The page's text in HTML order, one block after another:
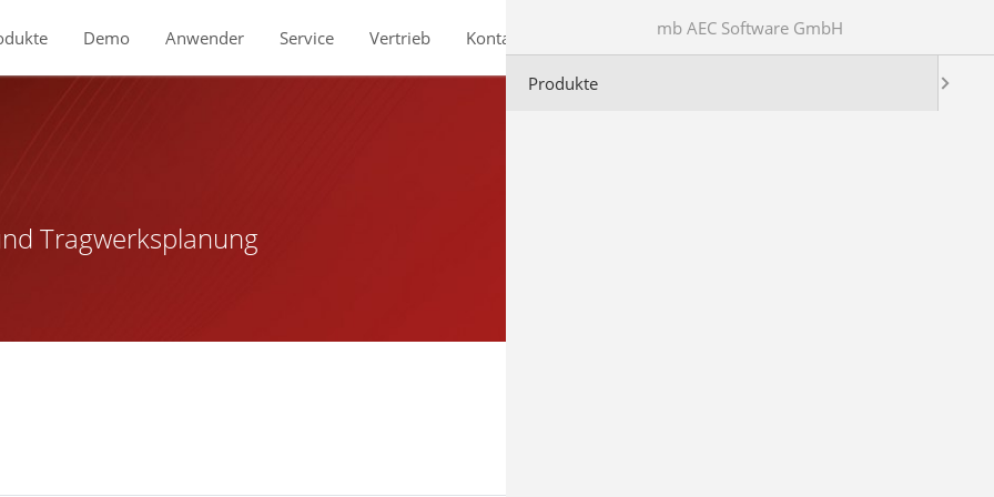
Demo Anwender Service Vertrieb Kontakt
Tragwerksplanung
mb AEC Software GmbH
Produkte